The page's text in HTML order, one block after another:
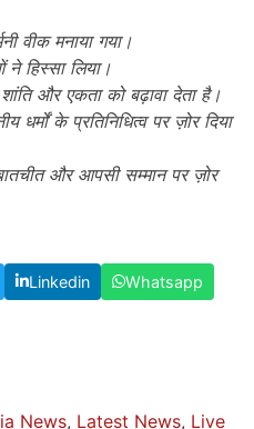
वीक मनाया गया।
हिस्सा लिया।
और एकता को बढ़ावा देता है।
धर्मों के प्रतिनिधित्व पर ज़ोर दिया
और आपसी सम्मान पर ज़ोर
Linkedin
Whatsapp
News, Latest News, Live